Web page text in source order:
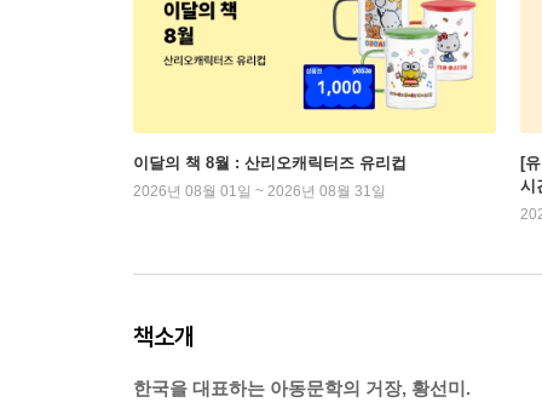
이달의 책 8월 : 산리오캐릭터즈 유리컵
2026년 08월 01일 ~ 2026년 08월 31일
[
시
책소개
한국을 대표하는 아동문학의 거장, 황선미.